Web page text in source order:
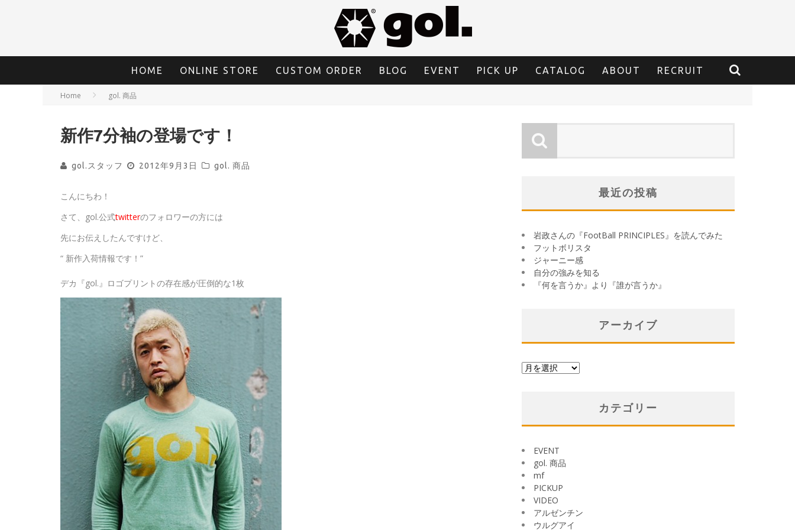
HOME ONLINE STORE CUSTOM ORDER BLOG EVENT PICK UP CATALOG ABOUT RECRUIT
Home gol. 商品
新作7分袖の登場です！
gol.スタッフ 2012年9月3日 gol. 商品
こんにちわ！
さて、gol.公式twitterのフォロワーの方には
先にお伝えしたんですけど、
“ 新作入荷情報です！”
デカ『gol.』ロゴプリントの存在感が圧倒的な1枚
最近の投稿
岩政さんの『FootBall PRINCIPLES』を読んでみた
フットボリスタ
ジャーニー感
自分の強みを知る
『何を言うか』より『誰が言うか』
アーカイブ
ア
カテゴリー
EVENT
gol. 商品
mf
PICKUP
VIDEO
アルゼンチン
ウルグアイ